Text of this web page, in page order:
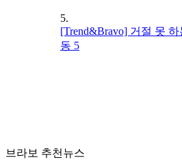
5.
[Trend&Bravo] 거절 못
동 5
브라보 추천뉴스